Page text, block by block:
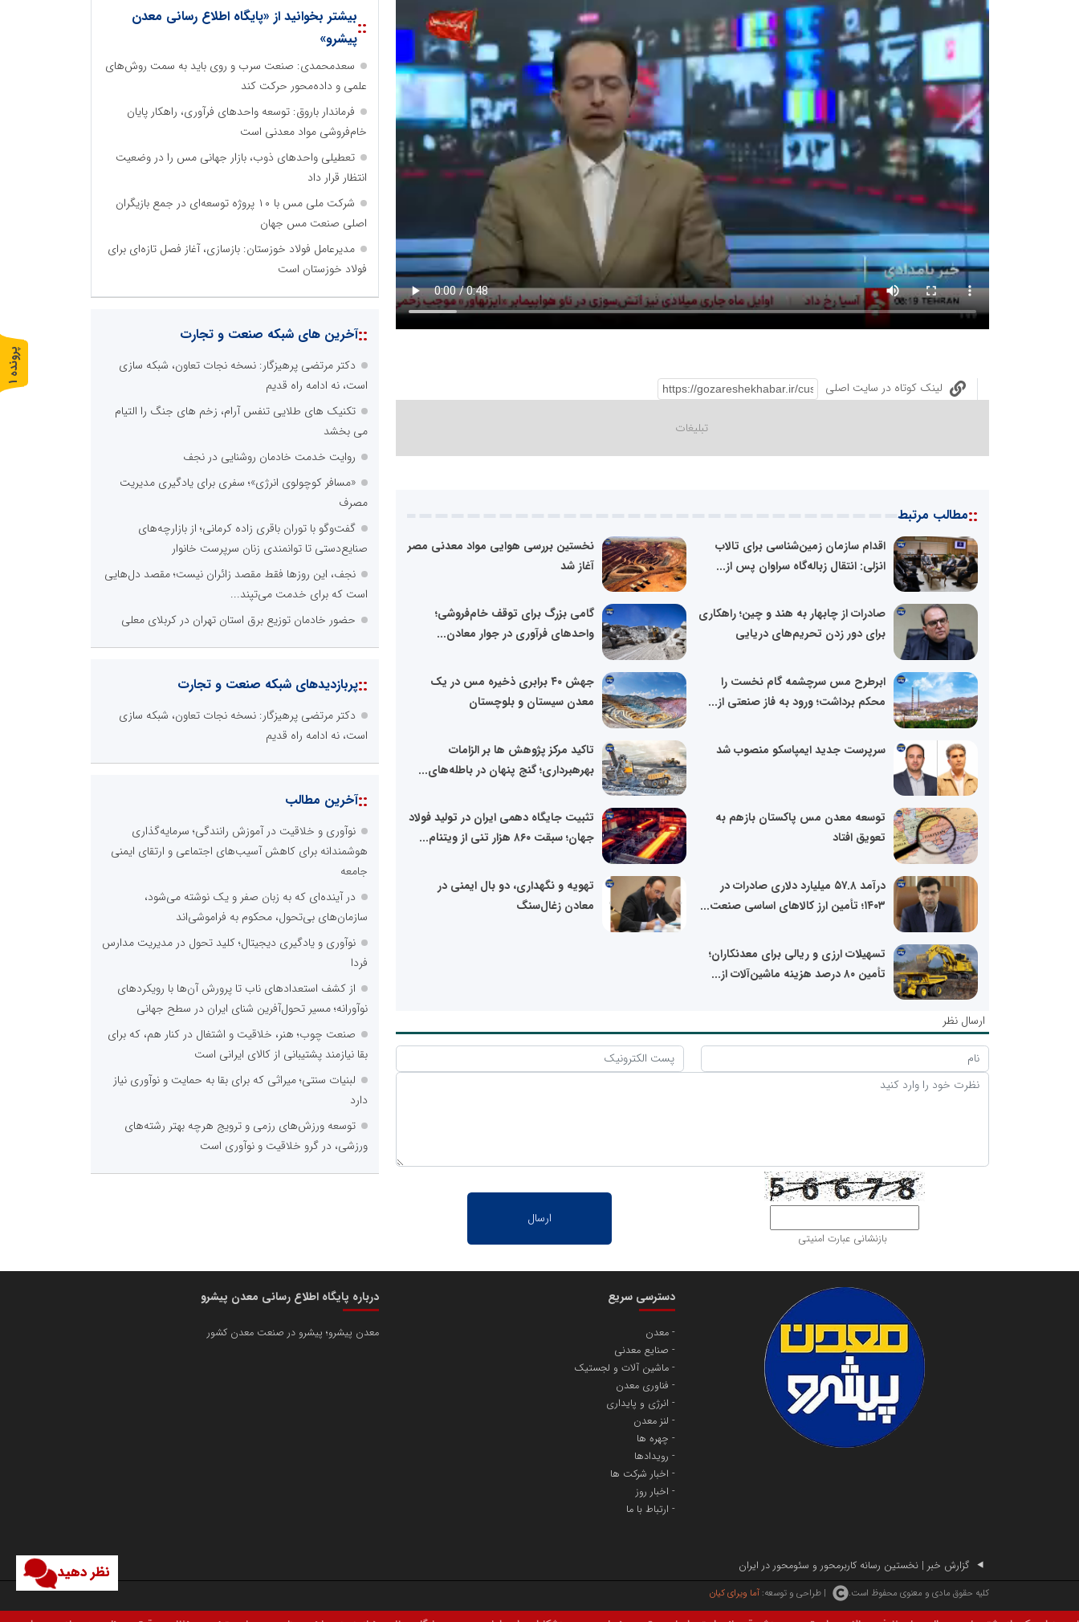
لینک کوتاه در سایت اصلی
::مطالب مرتبط
اقدام سازمان زمین‌شناسی برای تالاب
انزلی: انتقال زباله‌گاه سراوان پس از...
نخستین بررسی هوایی مواد معدنی مصر
آغاز شد
صادرات از چابهار به هند و چین؛ راهکاری
برای دور زدن تحریم‌های دریایی
گامی بزرگ برای توقف خام‌فروشی؛
واحدهای فرآوری در جوار معادن...
ابرطرح مس سرچشمه گام نخست را
محکم برداشت؛ ورود به فاز صنعتی از...
جهش ۴۰ برابری ذخیره مس در یک
معدن سیستان و بلوچستان
سرپرست جدید ایمپاسکو منصوب شد
تاکید مرکز پژوهش ها بر الزامات
بهرهبرداری؛ گنج پنهان در باطله‌های...
توسعه معدن مس پاکستان بازهم به
تعویق افتاد
تثبیت جایگاه دهمی ایران در تولید فولاد
جهان؛ سبقت ۸۶۰ هزار تنی از ویتنام...
درآمد ۵۷.۸ میلیارد دلاری صادرات در
۱۴۰۳؛ تأمین ارز کالاهای اساسی صنعت...
تهویه و نگهداری‌، دو بال ایمنی در
معادن زغال‌سنگ
تسهیلات ارزی و ریالی برای معدنکاران؛
تأمین ۸۰ درصد هزینه ماشین‌آلات از...
ارسال نظر
بازنشانی عبارت امنیتی
نظر دهید
::بیشتر بخوانید از «پایگاه اطلاع رسانی معدن
پیشرو»
سعدمحمدی: صنعت سرب و روی باید به سمت روش‌های
علمی و داده‌محور حرکت کند
فرماندار باروق: توسعه واحدهای فرآوری، راهکار پایان
خام‌فروشی مواد معدنی است
تعطیلی واحدهای ذوب، بازار جهانی مس را در وضعیت
انتظار قرار داد
شرکت ملی مس با ۱۰ پروژه توسعه‌ای در جمع بازیگران
اصلی صنعت مس جهان
مدیرعامل فولاد خوزستان: بازسازی، آغاز فصل تازه‌ای برای
فولاد خوزستان است
::آخرین های شبکه صنعت و تجارت
دکتر مرتضی پرهیزگار: نسخه نجات تعاون، شبکه سازی
است، نه ادامه راه قدیم
تکنیک های طلایی تنفس آرام، زخم های جنگ را التیام
می بخشد
روایت خدمت خادمان روشنایی در نجف
«مسافر کوچولوی انرژی»؛ سفری برای یادگیری مدیریت
مصرف
گفت‌وگو با توران باقری‌ زاده کرمانی؛ از بازارچه‌های
صنایع‌دستی تا توانمندی زنان سرپرست خانوار
نجف، این روزها فقط مقصد زائران نیست؛ مقصد دل‌هایی
است که برای خدمت می‌تپند...
حضور خادمان توزیع برق استان تهران در کربلای معلی
::پربازدیدهای شبکه صنعت و تجارت
دکتر مرتضی پرهیزگار: نسخه نجات تعاون، شبکه سازی
است، نه ادامه راه قدیم
::آخرین مطالب
نوآوری و خلاقیت در آموزش رانندگی؛ سرمایه‌گذاری
هوشمندانه برای کاهش آسیب‌های اجتماعی و ارتقای ایمنی
جامعه
در آینده‌ای که به زبان صفر و یک نوشته می‌شود،
سازمان‌های بی‌تحول، محکوم به فراموشی‌اند
نوآوری و یادگیری دیجیتال؛ کلید تحول در مدیریت مدارس
فردا
از کشف استعدادهای ناب تا پرورش آن‌ها با رویکردهای
نوآورانه؛ مسیر تحول‌آفرین شنای ایران در سطح جهانی
صنعت چوب؛ هنر، خلاقیت و اشتغال در کنار هم، که برای
بقا نیازمند پشتیبانی از کالای ایرانی است
لبنیات سنتی؛ میراثی که برای بقا به حمایت و نوآوری نیاز
دارد
توسعه ورزش‌های رزمی و ترویج هرچه بهتر رشته‌های
ورزشی، در گرو خلاقیت و نوآوری است
پ
ر
و
ن
د
ه
1
دسترسی سریع
معدن
صنایع معدنی
ماشین آلات و لجستیک
فناوری معدن
انرژی و پایداری
لنز معدن
چهره ها
رویدادها
اخبار شرکت ها
اخبار روز
ارتباط با ما
درباره پایگاه اطلاع رسانی معدن پیشرو
معدن پیشرو؛ پیشرو در صنعت معدن کشور
گزارش خبر | نخستین رسانه کاربرمحور و سئومحور در ایران
کلیه حقوق مادی و معنوی محفوظ است. | طراحی و توسعه:آما ویرای کیان